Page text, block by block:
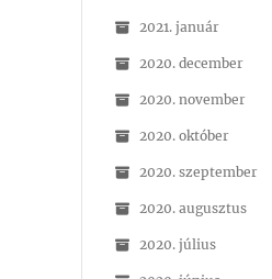
2021. január
2020. december
2020. november
2020. október
2020. szeptember
2020. augusztus
2020. július